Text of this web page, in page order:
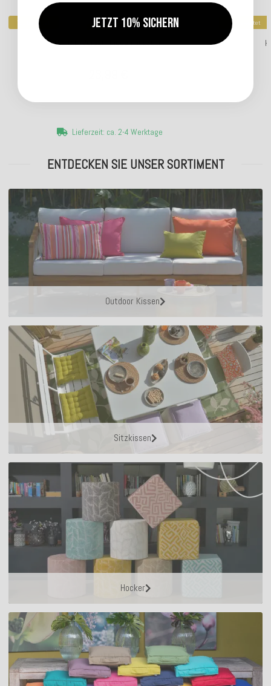
Top bewertet
H.O.C.K. Versatil Kissen 50x30cm
Lieferzeit: ca. 2-4 Werktage
Top bewertet
ENTDECKEN SIE UNSER SORTIMENT
Outdoor Kissen
Sitzkissen
Hocker
Jetzt 10% sichern